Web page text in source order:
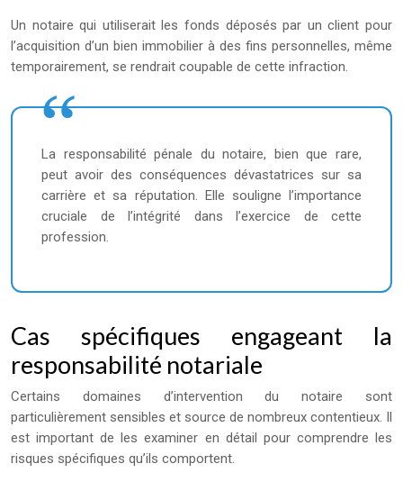
Un notaire qui utiliserait les fonds déposés par un client pour
l’acquisition d’un bien immobilier à des fins personnelles, même
temporairement, se rendrait coupable de cette infraction.
La responsabilité pénale du notaire, bien que rare,
peut avoir des conséquences dévastatrices sur sa
carrière et sa réputation. Elle souligne l’importance
cruciale de l’intégrité dans l’exercice de cette
profession.
Cas spécifiques engageant la
responsabilité notariale
Certains domaines d’intervention du notaire sont
particulièrement sensibles et source de nombreux contentieux. Il
est important de les examiner en détail pour comprendre les
risques spécifiques qu’ils comportent.